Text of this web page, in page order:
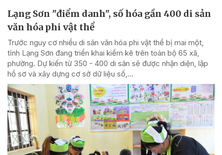
Lạng Sơn "điểm danh", số hóa gần 400 di sản
văn hóa phi vật thể
Trước nguy cơ nhiều di sản văn hóa phi vật thể bị mai một,
tỉnh Lạng Sơn đang triển khai kiểm kê trên toàn bộ 65 xã,
phường. Dự kiến từ 350 - 400 di sản sẽ được nhận diện, lập
hồ sơ và xây dựng cơ sở dữ liệu số,...